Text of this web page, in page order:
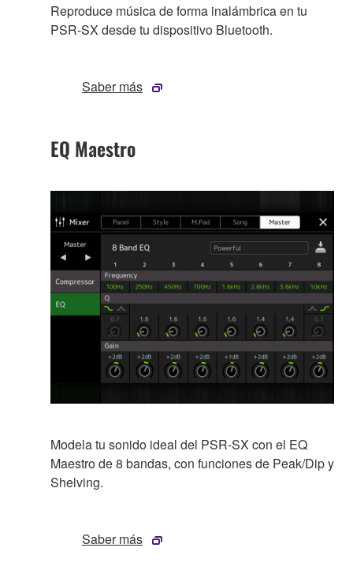
Reproduce música de forma inalámbrica en tu
PSR-SX desde tu dispositivo Bluetooth.
Saber más
EQ Maestro
Modela tu sonido ideal del PSR-SX con el EQ
Maestro de 8 bandas, con funciones de Peak/Dip y
Shelving.
Saber más